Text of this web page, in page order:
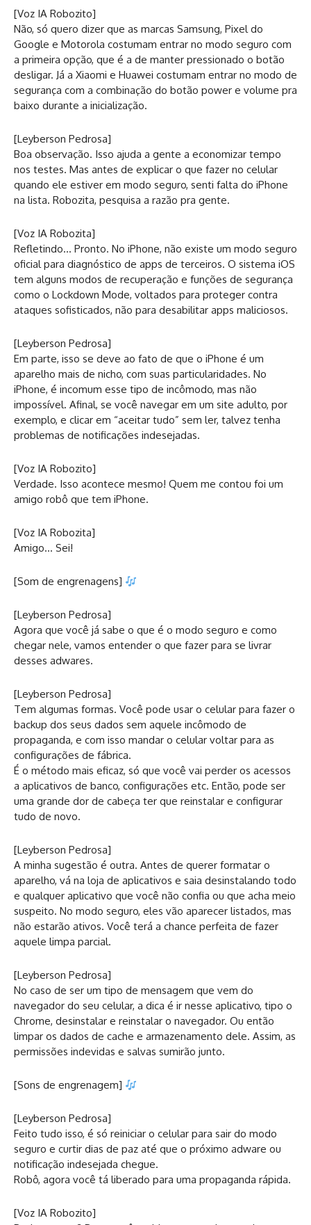
[Voz IA Robozito]
Não, só quero dizer que as marcas Samsung, Pixel do
Google e Motorola costumam entrar no modo seguro com
a primeira opção, que é a de manter pressionado o botão
desligar. Já a Xiaomi e Huawei costumam entrar no modo de
segurança com a combinação do botão power e volume pra
baixo durante a inicialização.
[Leyberson Pedrosa]
Boa observação. Isso ajuda a gente a economizar tempo
nos testes. Mas antes de explicar o que fazer no celular
quando ele estiver em modo seguro, senti falta do iPhone
na lista. Robozita, pesquisa a razão pra gente.
[Voz IA Robozita]
Refletindo… Pronto. No iPhone, não existe um modo seguro
oficial para diagnóstico de apps de terceiros. O sistema iOS
tem alguns modos de recuperação e funções de segurança
como o Lockdown Mode, voltados para proteger contra
ataques sofisticados, não para desabilitar apps maliciosos.
[Leyberson Pedrosa]
Em parte, isso se deve ao fato de que o iPhone é um
aparelho mais de nicho, com suas particularidades. No
iPhone, é incomum esse tipo de incômodo, mas não
impossível. Afinal, se você navegar em um site adulto, por
exemplo, e clicar em “aceitar tudo” sem ler, talvez tenha
problemas de notificações indesejadas.
[Voz IA Robozito]
Verdade. Isso acontece mesmo! Quem me contou foi um
amigo robô que tem iPhone.
[Voz IA Robozita]
Amigo… Sei!
[Som de engrenagens]
[Leyberson Pedrosa]
Agora que você já sabe o que é o modo seguro e como
chegar nele, vamos entender o que fazer para se livrar
desses adwares.
[Leyberson Pedrosa]
Tem algumas formas. Você pode usar o celular para fazer o
backup dos seus dados sem aquele incômodo de
propaganda, e com isso mandar o celular voltar para as
configurações de fábrica.
É o método mais eficaz, só que você vai perder os acessos
a aplicativos de banco, configurações etc. Então, pode ser
uma grande dor de cabeça ter que reinstalar e configurar
tudo de novo.
[Leyberson Pedrosa]
A minha sugestão é outra. Antes de querer formatar o
aparelho, vá na loja de aplicativos e saia desinstalando todo
e qualquer aplicativo que você não confia ou que acha meio
suspeito. No modo seguro, eles vão aparecer listados, mas
não estarão ativos. Você terá a chance perfeita de fazer
aquele limpa parcial.
[Leyberson Pedrosa]
No caso de ser um tipo de mensagem que vem do
navegador do seu celular, a dica é ir nesse aplicativo, tipo o
Chrome, desinstalar e reinstalar o navegador. Ou então
limpar os dados de cache e armazenamento dele. Assim, as
permissões indevidas e salvas sumirão junto.
[Sons de engrenagem]
[Leyberson Pedrosa]
Feito tudo isso, é só reiniciar o celular para sair do modo
seguro e curtir dias de paz até que o próximo adware ou
notificação indesejada chegue.
Robô, agora você tá liberado para uma propaganda rápida.
[Voz IA Robozito]